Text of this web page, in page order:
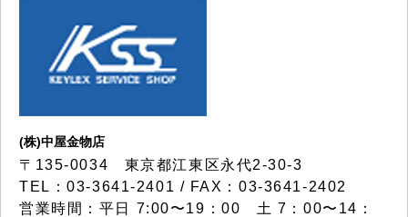
(株)中屋金物店
〒135-0034 東京都江東区永代2-30-3
TEL：03-3641-2401 / FAX：03-3641-2402
営業時間：平日 7:00〜19：00 土 7：00〜14：